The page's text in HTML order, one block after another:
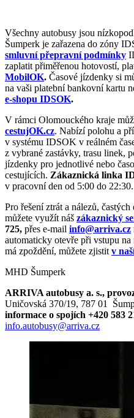
Všechny autobusy jsou
Šumperk je zařazena do zóny
smluvní přepravní podmínky
zaplatit přiměřenou hotovostí,
MobilOK. Časové jízdenky si
na vaši platební bankovní kartu
e-shopu IDSOK.
V rámci Olomouckého kraje
cestujOK.cz. Nabízí polohu a
v systému IDSOK v reálném
z vybrané zastávky, trasu linek,
jízdenky pro jednotlivé nebo
cestujících. Zákaznická linka
v pracovní den od 5:00 do 22:30.
Pro řešení ztrát a nálezů,
můžete využít náš zákaznický
725, přes e-mail info@arriva.cz
automaticky otevře při vstupu na
má zpoždění, můžete zjistit v
MHD Šumperk
ARRIVA autobusy a. s.,
Uničovská 370/19, 787 01
informace o spojích +420 583
info.autobusy@arriva.cz